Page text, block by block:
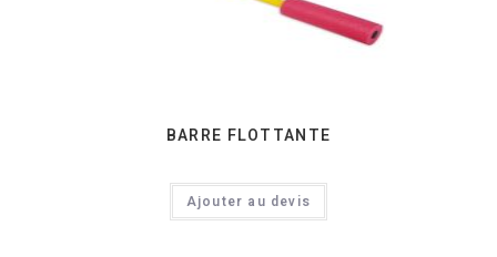
BARRE FLOTTANTE
Ajouter au devis